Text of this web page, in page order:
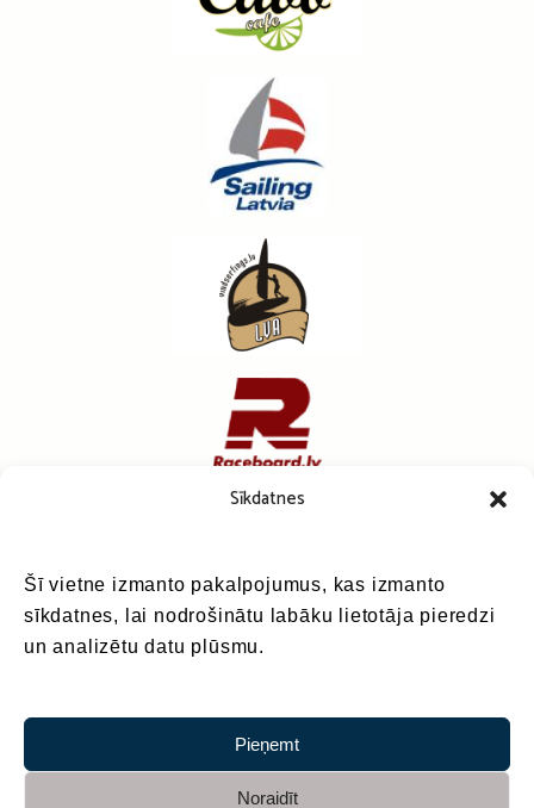
Sīkdatnes
Šī vietne izmanto pakalpojumus, kas izmanto
sīkdatnes, lai nodrošinātu labāku lietotāja pieredzi
un analizētu datu plūsmu.
Pieņemt
Noraidīt